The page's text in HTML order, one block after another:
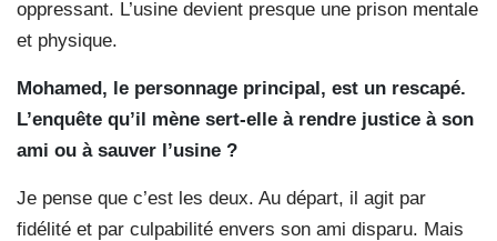
oppressant. L’usine devient presque une prison mentale
et physique.
Mohamed, le personnage principal, est un rescapé.
L’enquête qu’il mène sert-elle à rendre justice à son
ami ou à sauver l’usine ?
Je pense que c’est les deux. Au départ, il agit par
fidélité et par culpabilité envers son ami disparu. Mais